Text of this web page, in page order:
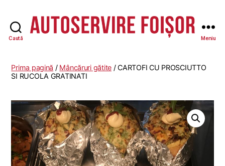
Caută
-
Meniu
Prima pagină / Mâncăruri gătite / CARTOFI CU PROSCIUTTO
SI RUCOLA GRATINATI